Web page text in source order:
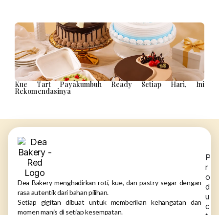
Kue Tart Payakumbuh Ready Setiap Hari, Ini
Rekomendasinya
Dea Bakery menghadirkan roti, kue, dan pastry segar dengan
rasa autentik dari bahan pilihan.
Setiap gigitan dibuat untuk memberikan kehangatan dan
momen manis di setiap kesempatan.
P
r
o
d
u
c